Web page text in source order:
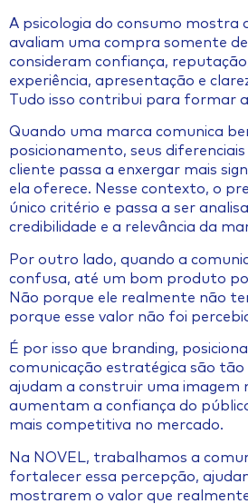
A psicologia do consumo mostra
avaliam uma compra somente
consideram confiança,
experiência, apresentação e
Tudo isso contribui para formar
Quando uma marca comunica
posicionamento, seus
cliente passa a enxergar mais
ela oferece. Nesse contexto, o
único critério e passa a ser
credibilidade e a relevância da
Por outro lado, quando a
confusa, até um bom produto
Não porque ele realmente não
porque esse valor não foi
É por isso que branding,
comunicação estratégica são
ajudam a construir uma imagem
aumentam a confiança do
mais competitiva no mercado.
Na NOVEL, trabalhamos a
fortalecer essa percepção,
mostrarem o valor que